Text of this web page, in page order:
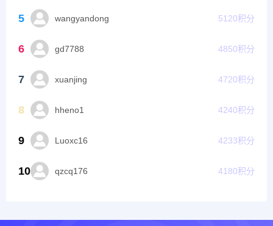
5 wangyandong 5120积分
6 gd7788 4850积分
7 xuanjing 4720积分
8 hheno1 4240积分
9 Luoxc16 4233积分
10 qzcq176 4180积分